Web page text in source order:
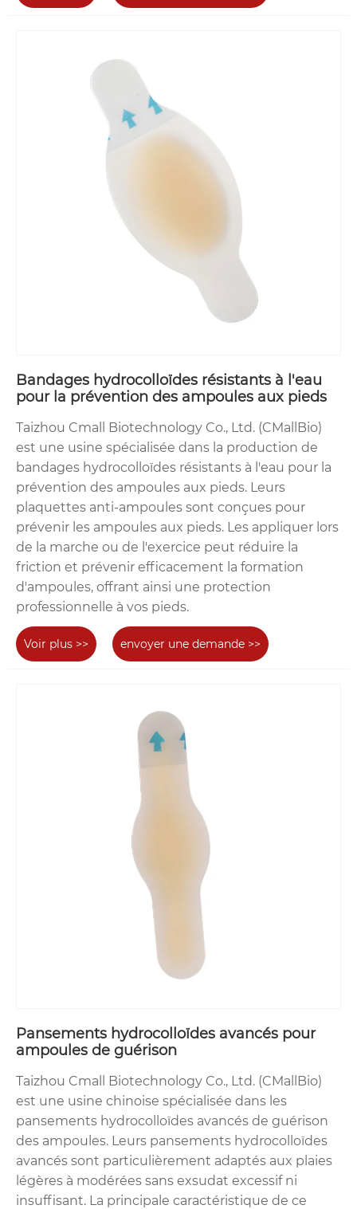
Bandages hydrocolloïdes résistants à l'eau
pour la prévention des ampoules aux pieds
Taizhou Cmall Biotechnology Co., Ltd. (CMallBio)
est une usine spécialisée dans la production de
bandages hydrocolloïdes résistants à l'eau pour la
prévention des ampoules aux pieds. Leurs
plaquettes anti-ampoules sont conçues pour
prévenir les ampoules aux pieds. Les appliquer lors
de la marche ou de l'exercice peut réduire la
friction et prévenir efficacement la formation
d'ampoules, offrant ainsi une protection
professionnelle à vos pieds.
Voir plus >> envoyer une demande >>
Pansements hydrocolloïdes avancés pour
ampoules de guérison
Taizhou Cmall Biotechnology Co., Ltd. (CMallBio)
est une usine chinoise spécialisée dans les
pansements hydrocolloïdes avancés de guérison
des ampoules. Leurs pansements hydrocolloïdes
avancés sont particulièrement adaptés aux plaies
légères à modérées sans exsudat excessif ni
insuffisant. La principale caractéristique de ce